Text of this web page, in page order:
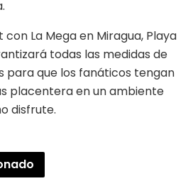
con La Mega en Miragua, Playa
todas las medidas de
para que los fanáticos tengan
placentera en un ambiente
disfrute.